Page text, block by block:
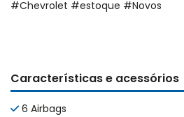
#Chevrolet #estoque #Novos
Características e acessórios
6 Airbags